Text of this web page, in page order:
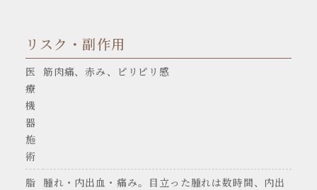
リスク・副作用
医
療
機
器
施
術
筋肉痛、赤み、ピリピリ感
脂 腫れ・内出血・痛み。目立った腫れは数時間、内出